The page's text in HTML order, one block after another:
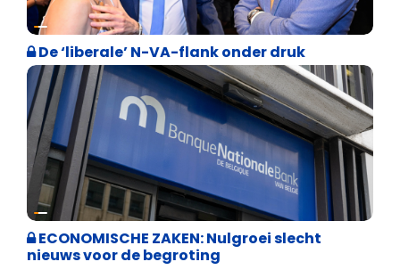
Binnenland politiek
De ‘liberale’ N-VA-flank onder druk
Binnenland politiek
ECONOMISCHE ZAKEN: Nulgroei slecht
nieuws voor de begroting